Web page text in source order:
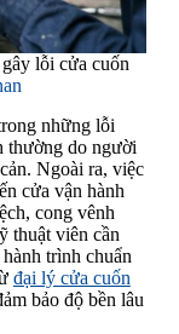
lỗi cửa cuốn
những lỗi
thường do người
Ngoài ra, việc
cửa vận hành
cong vênh
thuật viên cần
trình chuẩn
đại lý cửa cuốn
bảo độ bền lâu